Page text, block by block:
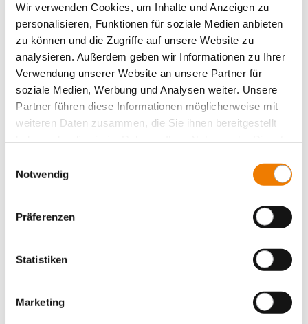
Wir verwenden Cookies, um Inhalte und Anzeigen zu
personalisieren, Funktionen für soziale Medien anbieten
zu können und die Zugriffe auf unsere Website zu
analysieren. Außerdem geben wir Informationen zu Ihrer
Verwendung unserer Website an unsere Partner für
soziale Medien, Werbung und Analysen weiter. Unsere
Partner führen diese Informationen möglicherweise mit
weiteren Daten zusammen, die Sie ihnen bereitgestellt
Notwendig
Präferenzen
Statistiken
Marketing
31260
SECUR CrossBoard
35 A / 3P
bedienerunabhängiges Schalten (Sprungschaltwerk)
Anschluss unten